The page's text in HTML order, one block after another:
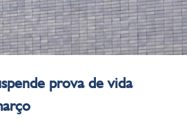
prova de vida